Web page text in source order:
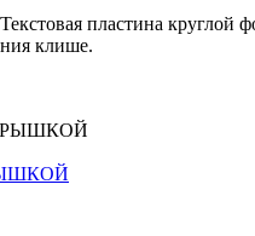
пластина
клише.